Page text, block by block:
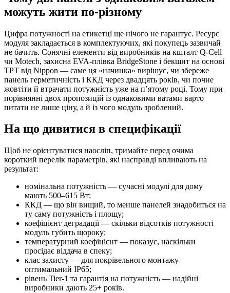
можуть жити по-різному
Цифра потужності на етикетці ще нічого не гарантує. Ресурс
модуля закладається в комплектуючих, які покупець зазвичай
не бачить. Сонячні елементи від виробників на кшталт Q-Cell
чи Motech, захисна EVA-плівка BridgeStone і бекшит на основі
TPT від Nippon — саме ця «начинка» вирішує, чи збереже
панель герметичність і ККД через двадцять років, чи почне
жовтіти й втрачати потужність уже на п’ятому році. Тому при
порівнянні двох пропозицій із однаковими ватами варто
питати не лише ціну, а й із чого модуль зроблений.
На що дивитися в специфікації
Щоб не орієнтуватися наосліп, тримайте перед очима
короткий перелік параметрів, які насправді впливають на
результат:
номінальна потужність — сучасні модулі для дому
мають 500–615 Вт;
ККД — що він вищий, то менше панелей знадобиться на
ту саму потужність і площу;
коефіцієнт деградації — скільки відсотків потужності
модуль губить щороку;
температурний коефіцієнт — показує, наскільки
просідає віддача в спеку;
клас захисту — для покрівельного монтажу
оптимальний IP65;
рівень Tier-1 та гарантія на потужність — надійні
виробники дають 25+ років.